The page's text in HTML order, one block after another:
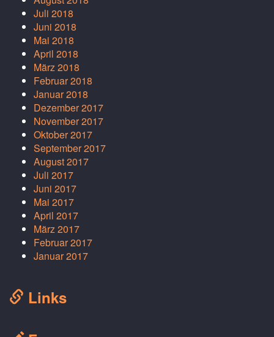
Juli 2018
Juni 2018
Mai 2018
April 2018
März 2018
Februar 2018
Januar 2018
Dezember 2017
November 2017
Oktober 2017
September 2017
August 2017
Juli 2017
Juni 2017
Mai 2017
April 2017
März 2017
Februar 2017
Januar 2017
Links